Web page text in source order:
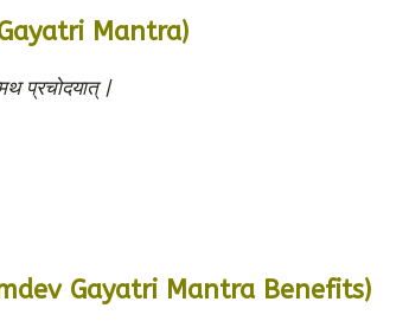
Gayatri Mantra)
प्रचोदयात् |
Gayatri Mantra Benefits)